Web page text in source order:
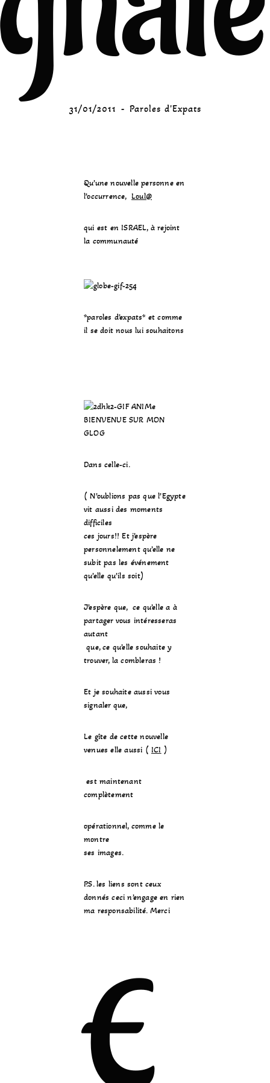
31/01/2011 Paroles d'Expats
Qu’une nouvelle personne en
l’occurrence, Loul@
qui est en ISRAEL, à rejoint
la communauté
*paroles d’expats* et comme
il se doit nous lui souhaitons
Dans celle-ci.
( N’oublions pas que l’Egypte
vit aussi des moments
difficiles
ces jours!! Et j’espère
personnelement qu’elle ne
subit pas les événement
qu’elle qu’ils soit)
J’espère que, ce qu’elle a à
partager vous intéresseras
autant
que, ce qu’elle souhaite y
trouver, la combleras !
Et je souhaite aussi vous
signaler que,
Le gîte de cette nouvelle
venues elle aussi ( ICI )
est maintenant
complètement
opérationnel, comme le
montre
ses images.
P.S. les liens sont ceux
donnés ceci n’engage en rien
ma responsabilité. Merci
E